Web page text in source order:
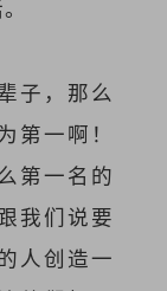
子，那么
一啊！
第一名的
我们说要
人创造一